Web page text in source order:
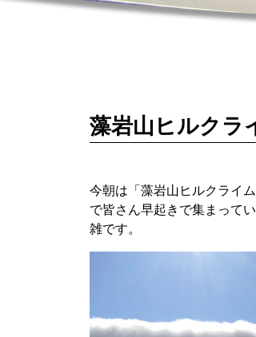
藻岩山ヒルクラ
今朝は「藻岩山ヒルクライ
で皆さん早起きで集まって
雑です。